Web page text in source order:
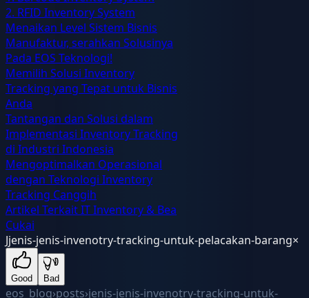
2. RFID Inventory System
Menaikan Level Sistem Bisnis
Manufaktur, serahkan Solusinya
Pada EOS Teknologi!
Memilih Solusi Inventory
Tracking yang Tepat untuk Bisnis
Anda
Tantangan dan Solusi dalam
Implementasi Inventory Tracking
di Industri Indonesia
Mengoptimalkan Operasional
dengan Teknologi Inventory
Tracking Canggih
Artikel Terkait IT Inventory & Bea
Cukai
Jjenis-jenis-invenotry-tracking-untuk-pelacakan-barang×
Good Bad
eos_blog›posts›jenis-jenis-invenotry-tracking-untuk-